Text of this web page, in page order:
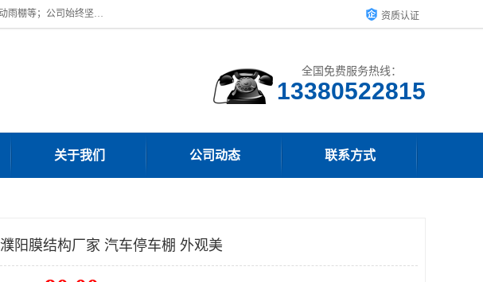
广东鼎新钢结构工程有限公司是一家制作大型电动雨棚厂家;主营：电动推拉雨棚、厂房过道雨棚、电动伸缩雨棚、停车棚、移动雨棚等；公司始终坚持结构创新,品质优越,美观形象,且售后服务好。公司充分吸纳当今休闲用品的前端技术和风格,为您带来质价相宜,时尚典雅的各种户外用品, 资质认证
全国免费服务热线：
13380522815
关于我们 公司动态 联系方式
濮阳膜结构厂家 汽车停车棚 外观美